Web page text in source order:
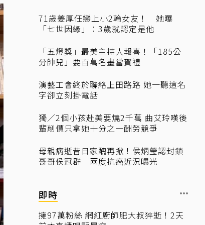
71歲姜厚任戀上小2輪女友！ 她曝
「七世因緣」：3歲就認定是他
「五燈獎」最美主持人報喜！「185公
分帥兒」要百萬名畫當賀禮
演藝工會終於聯絡上田路路 她一聽這名
字卻立刻掛電話
獨／2個小孩赴美要燒2千萬 曲艾玲嘆後
輩削價只拿她十分之一酬勞競爭
母親病逝昔日家醜再掀！侯炳瑩認封鎖
哥哥侯冠群 兩度抗癌近況曝光
即時
擁97萬粉絲 網紅廚師肥大叔猝逝！2天